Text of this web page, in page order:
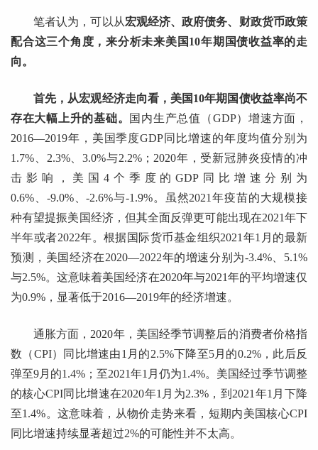
笔者认为，可以从宏观经济、政府债务、财政货币政策
配合这三个角度，来分析未来美国10年期国债收益率的走
向。
首先，从宏观经济走向看，美国10年期国债收益率尚不
存在大幅上升的基础。 国内生产总值（GDP）增速方面，
2016—2019年，美国季度GDP同比增速的年度均值分别为
1.7%、2.3%、3.0%与2.2%；2020年，受新冠肺炎疫情的冲
击影响，美国4个季度的GDP同比增速分别为
0.6%、-9.0%、-2.6%与-1.9%。虽然2021年疫苗的大规模接
种有望提振美国经济，但其全面反弹更可能出现在2021年下
半年或者2022年。根据国际货币基金组织2021年1月的最新
预测，美国经济在2020—2022年的增速分别为-3.4%、5.1%
与2.5%。这意味着美国经济在2020年与2021年的平均增速仅
为0.9%，显著低于2016—2019年的经济增速。
通胀方面，2020年，美国经季节调整后的消费者价格指
数（CPI）同比增速由1月的2.5%下降至5月的0.2%，此后反
弹至9月的1.4%；至2021年1月仍为1.4%。美国经过季节调整
的核心CPI同比增速在2020年1月为2.3%，到2021年1月下降
至1.4%。这意味着，从物价走势来看，短期内美国核心CPI
同比增速持续显著超过2%的可能性并不太高。